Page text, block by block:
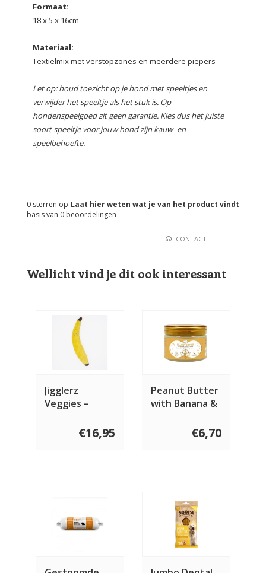
Formaat:
18 x 5 x 16cm
Materiaal:
Textielmix met verstopzones en meerdere piepers
Let op: houd toezicht op je hond met speeltjes en
verwijder het speeltje als het stuk is. Op
hondenspeelgoed zit geen garantie. Kies dus het juiste
soort speeltje voor jouw hond zijn kauw- en
speelbehoefte.
Laat hier weten wat je van het product vindt
0 sterren op
basis van 0 beoordelingen
CONTACT
Wellicht vind je dit ook interessant
Jigglerz
Veggies –
€16,95
Peanut Butter
with Banana &
€6,70